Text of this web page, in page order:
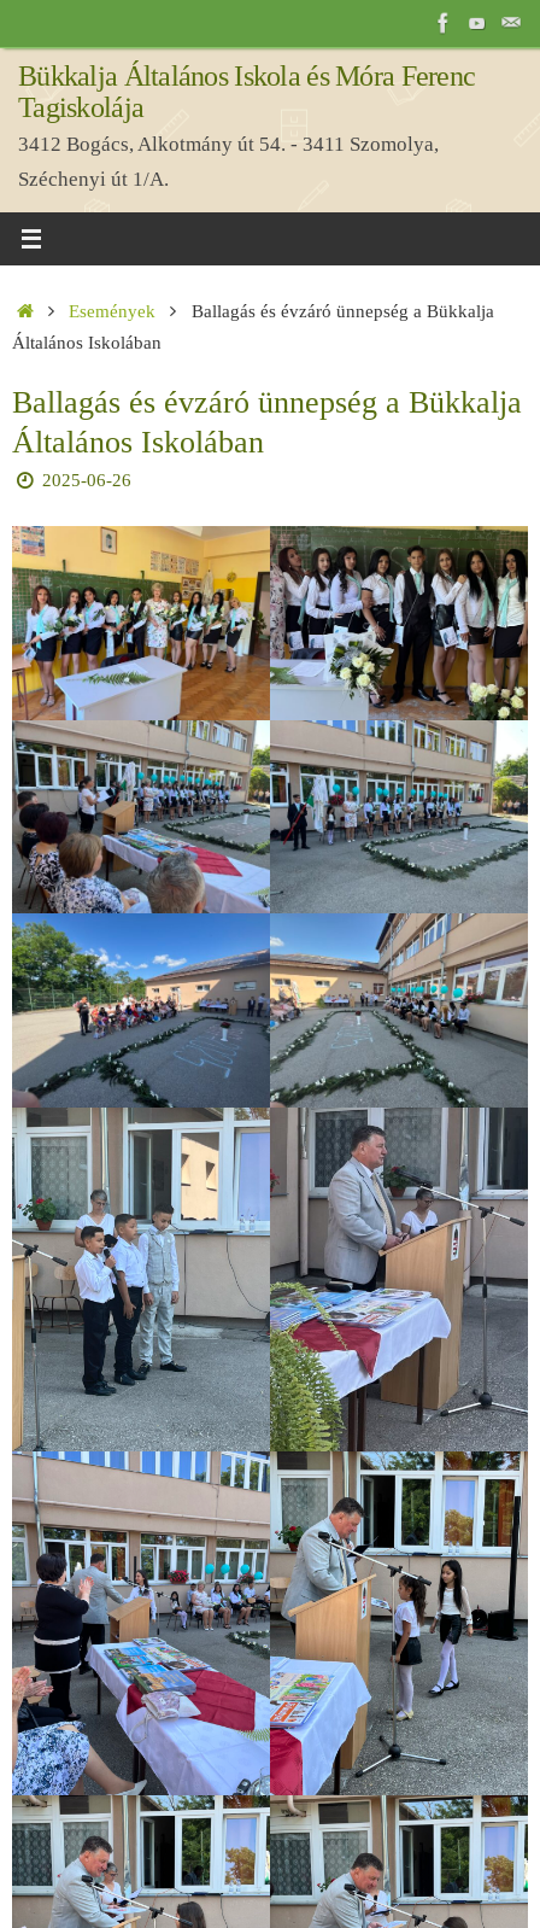
a
tartalomra
Bükkalja Általános Iskola és Móra Ferenc
Tagiskolája
3412 Bogács, Alkotmány út 54. - 3411 Szomolya,
Széchenyi út 1/A.
HomeEsemények
Ballagás és évzáró ünnepség a Bükkalja
Általános Iskolában
Ballagás és évzáró ünnepség a Bükkalja
Általános Iskolában
2025-06-26